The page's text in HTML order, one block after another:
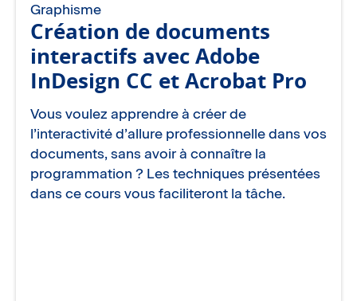
Graphisme
Création de documents
interactifs avec Adobe
InDesign CC et Acrobat Pro
Vous voulez apprendre à créer de
l’interactivité d’allure professionnelle dans vos
documents, sans avoir à connaître la
programmation ? Les techniques présentées
dans ce cours vous faciliteront la tâche.